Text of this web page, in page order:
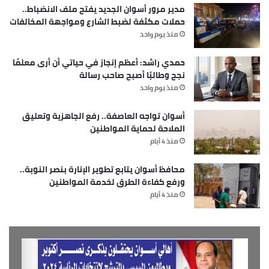
one. It’s important to use cocoa butter. It’s the key to
more success, why not live smooth? Why live rough? The
key to success is to keep your head above the water,
never give up. Watch your back, but more importantly
when you get out the shower, dry your back, it’s a cold
world out there.
[/padding]
Success is largely a matter of holding on after others have let go.
Success is largely a matter of holding on
after others have let go!
A year from now you may wish you had started
today.
مدير مرور أسوان الجديد يفتح ملف الانضباط..
حملات مكثفة لضبط الشارع ومواجهة المخالفات
منذ يوم واحد
حمدي راشد: أعظم إنجاز في حياتي أن أرى معلمًا
نجح وطالبًا أصبح صاحب رسالة
منذ يوم واحد
أسوان تواجه العاصفة.. رفع الجاهزية وتعليق
الملاحة لحماية المواطنين
منذ 4 أيام
محافظ أسوان يتابع تطوير الإنارة بنصر النوبة..
ورفع كفاءة الطرق لخدمة المواطنين
منذ 4 أيام